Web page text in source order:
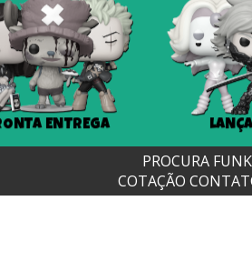
ENTREGA
PROCURA
COTAÇÃO